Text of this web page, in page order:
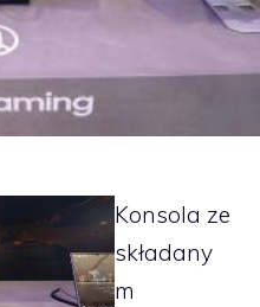
Konsola ze
składany
m